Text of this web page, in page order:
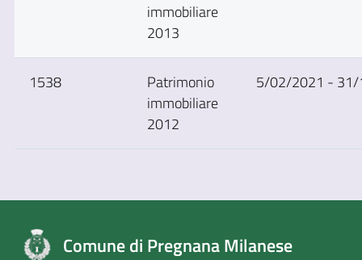
immobiliare
2013
1538
Patrimonio
immobiliare
2012
5/02/2021 -
Comune di Pregnana Milanese